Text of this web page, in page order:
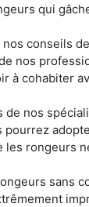
qui
conseils
nos
à cohabiter
de nos
pourrez
les rongeurs
sans